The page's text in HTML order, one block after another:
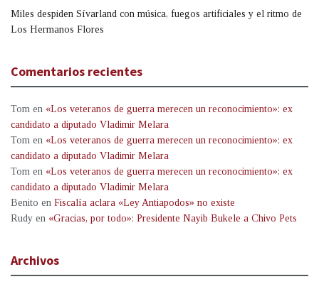
Miles despiden Sívarland con música, fuegos artificiales y el ritmo de
Los Hermanos Flores
Comentarios recientes
Tom en «Los veteranos de guerra merecen un reconocimiento»: ex
candidato a diputado Vladimir Melara
Tom en «Los veteranos de guerra merecen un reconocimiento»: ex
candidato a diputado Vladimir Melara
Tom en «Los veteranos de guerra merecen un reconocimiento»: ex
candidato a diputado Vladimir Melara
Benito en Fiscalía aclara «Ley Antiapodos» no existe
Rudy en «Gracias, por todo»: Presidente Nayib Bukele a Chivo Pets
Archivos